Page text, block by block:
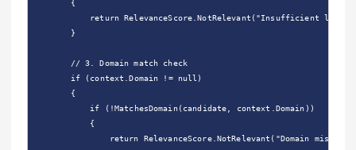
{
return
RelevanceScore. NotRelevant ( "Insufficient
}
// 3. Domain match check
if
( context . Domain != null )
{
if
( ! MatchesDomain( candidate, context . Domain ))
{
return
RelevanceScore. NotRelevant ( "Domain